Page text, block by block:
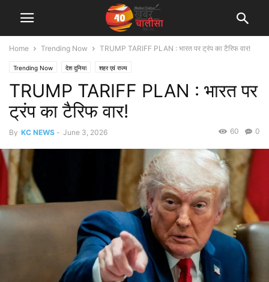
Home Trending Now TRUMP TARIFF PLAN : भारत पर ट्रंप का टैरिफ वार!
Trending Now देश दुनिया शहर एवं राज्य
TRUMP TARIFF PLAN : भारत पर
ट्रंप का टैरिफ वार!
By KC NEWS - June 3, 2026 0
60